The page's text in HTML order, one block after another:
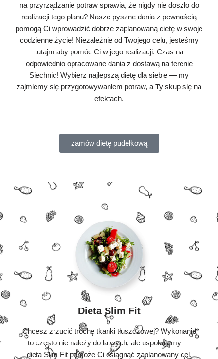
na przyrządzanie potraw sprawia, że nigdy nie doszło do
realizacji tego planu? Nasze pyszne dania z pewnością
pomogą Ci wprowadzić dobrze zaplanowaną dietę w swoje
codzienne życie! Niezależnie od Twojego celu, jesteśmy
tutajm aby pomóc Ci w jego realizacji. Czas na
odpowiednio opracowane dania z dostawą na terenie
Siechnic! Wybierz najlepszą dietę dla siebie — my
zajmiemy się przygotowywaniem potraw, a Ty skup się na
efektach.
zamów dietę pudełkową
Dieta Slim Fit
Chcesz zrzucić trochę tkanki tłuszczowej? Wykonanie
to często nie należy do łatwych, ale uspokajamy —
dieta Slim Fit pomoże Ci osiągnąć zaplanowany cel.